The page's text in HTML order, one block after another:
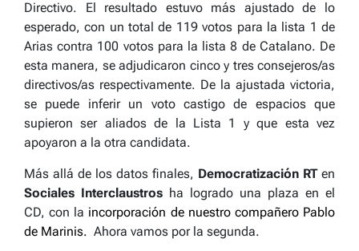
Directivo. El resultado estuvo más ajustado de lo
esperado, con un total de 119 votos para la lista 1 de
Arias contra 100 votos para la lista 8 de Catalano. De
esta manera, se adjudicaron cinco y tres consejeros/as
directivos/as respectivamente. De la ajustada victoria,
se puede inferir un voto castigo de espacios que
supieron ser aliados de la Lista 1 y que esta vez
apoyaron a la otra candidata.
Más allá de los datos finales, Democratización RTen
Sociales Interclaustros ha logrado una plaza en el
CD, con la incorporación de nuestro compañero Pablo
de Marinis. Ahora vamos por la segunda.